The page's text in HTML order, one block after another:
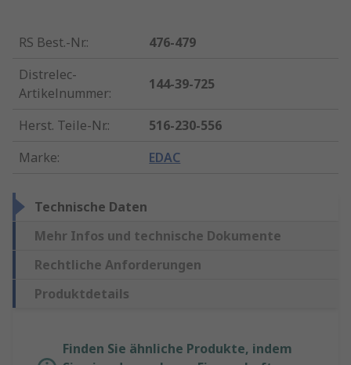
RS Best.-Nr.:
476-479
Distrelec-
Artikelnummer:
144-39-725
Herst. Teile-Nr.:
516-230-556
Marke: EDAC
Technische Daten
Mehr Infos und technische Dokumente
Rechtliche Anforderungen
Produktdetails
Finden Sie ähnliche Produkte, indem